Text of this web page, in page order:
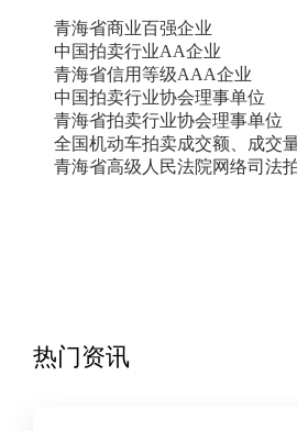
青海省商业百强企业
中国拍卖行业AA企业
青海省信用等级AAA企业
中国拍卖行业协会理事单位
青海省拍卖行业协会理事单位
全国机动车拍卖成交额、成交
青海省高级人民法院网络司法
热门资讯